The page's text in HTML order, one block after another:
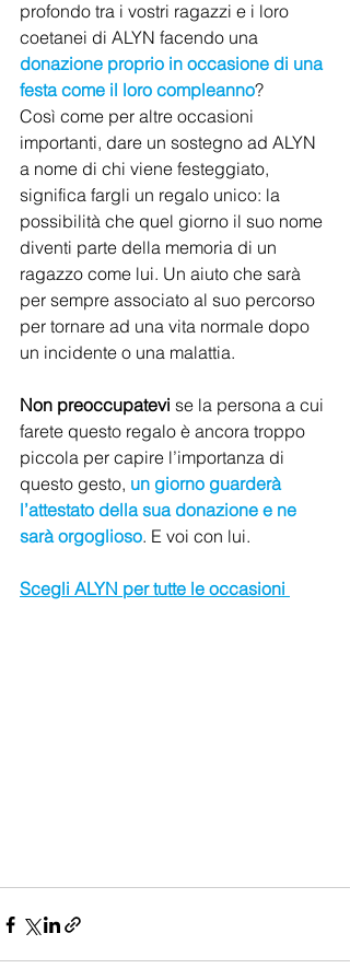
profondo tra i vostri ragazzi e i loro
coetanei di ALYN facendo una
donazione proprio in occasione di una
festa come il loro compleanno?
Così come per altre occasioni
importanti, dare un sostegno ad ALYN
a nome di chi viene festeggiato,
significa fargli un regalo unico: la
possibilità che quel giorno il suo nome
diventi parte della memoria di un
ragazzo come lui. Un aiuto che sarà
per sempre associato al suo percorso
per tornare ad una vita normale dopo
un incidente o una malattia.
Non preoccupatevi se la persona a cui
farete questo regalo è ancora troppo
piccola per capire l’importanza di
questo gesto, un giorno guarderà
l’attestato della sua donazione e ne
sarà orgoglioso. E voi con lui.
Scegli ALYN per tutte le occasioni